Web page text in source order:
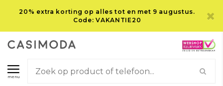
20% extra korting op alles tot en met 9 augustus.
Code: VAKANTIE20
menu